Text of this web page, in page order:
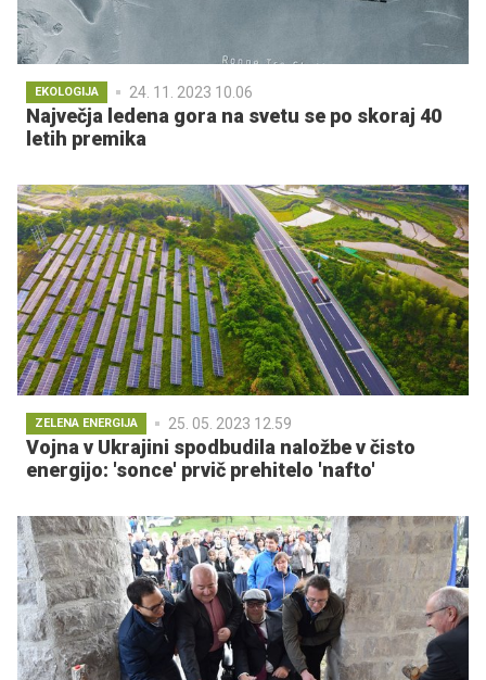
EKOLOGIJA 24. 11. 2023 10.06
Največja ledena gora na svetu se po skoraj 40
letih premika
ZELENA ENERGIJA 25. 05. 2023 12.59
Vojna v Ukrajini spodbudila naložbe v čisto
energijo: 'sonce' prvič prehitelo 'nafto'